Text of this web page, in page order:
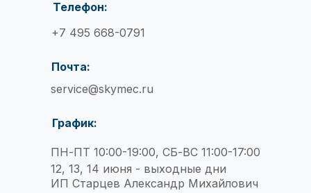
Телефон:
Почта:
График:
+7 495 668-0791
service@skymec.ru
ПН-ПТ 10:00-19:00, СБ-ВС 11:00-17:00
12, 13, 14 июня - выходные дни
ИП Старцев Александр Михайлович
Москва, Профсоюзная улица,
84/32к1, этаж 1, оф.16
+7 495 668-0791
service@skymec.ru
12, 13, 14 июня - выходные дни